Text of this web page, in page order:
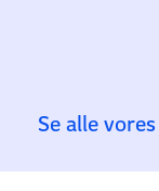
Se alle